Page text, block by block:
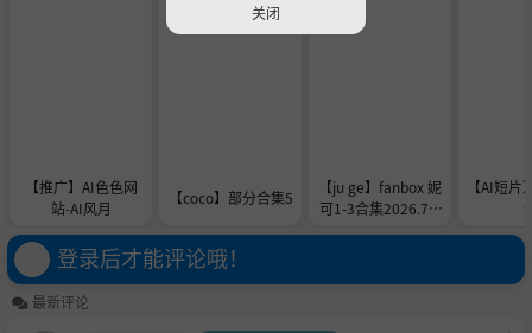
【推广】AI色色网
站-AI风月
【coco】部分合集5
【ju ge】fanbox 妮
可1-3合集2026.7.2
【AI短片
登录后才能评论哦！
最新评论
关闭